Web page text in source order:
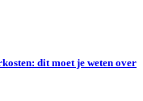
dit moet je weten over